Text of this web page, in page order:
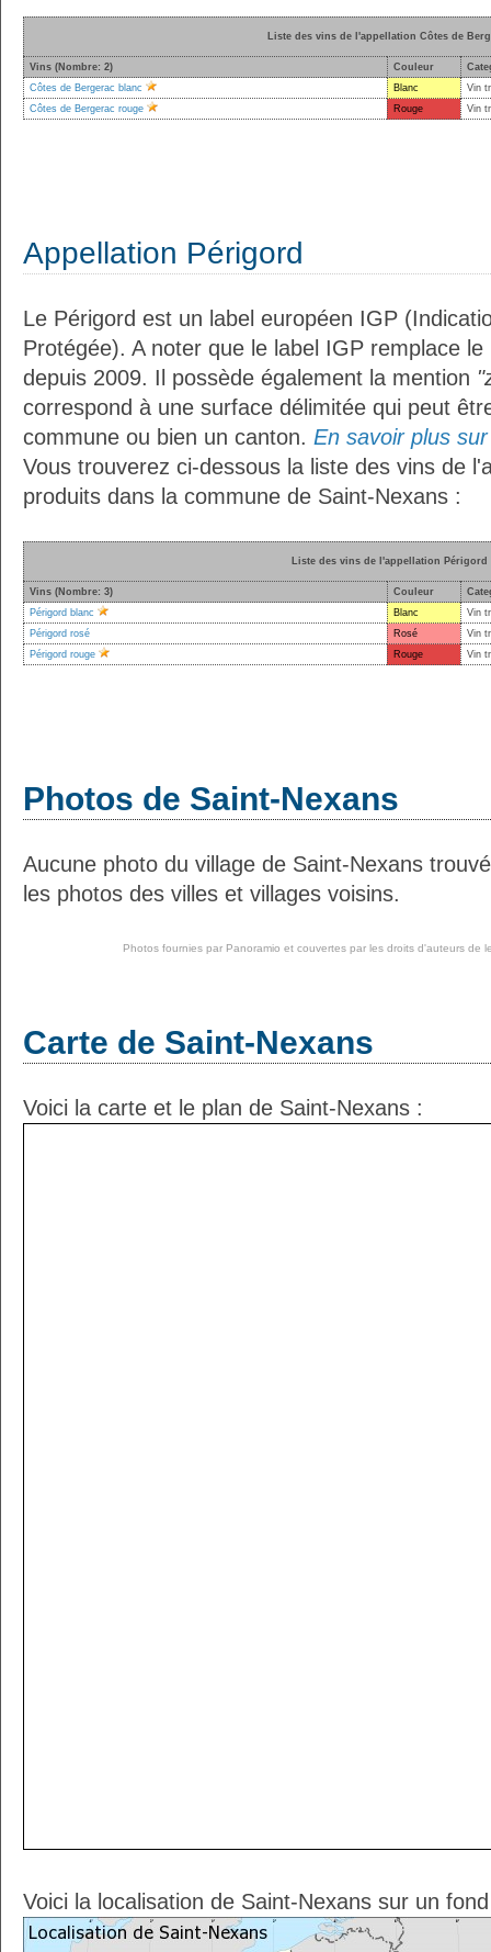
Liste des vins de l'appellation Côtes de
Vins (Nombre: 2) Couleur
Côtes de Bergerac blanc
Blanc
Vin
Côtes de Bergerac rouge
Rouge Vin
Appellation Périgord
Le Périgord est un label européen IGP
Protégée). A noter que le label IGP remplace
depuis 2009. Il possède également la mention
correspond à une surface délimitée qui peut
commune ou bien un canton. En savoir plus
Vous trouverez ci-dessous la liste des vins de
produits dans la commune de Saint-Nexans :
Liste des vins de l'appellation Périgord
Vins (Nombre: 3) Couleur
Périgord blanc
Blanc
Vin
Périgord rosé
Rosé
Vin
Périgord rouge
Rouge Vin
Photos de Saint-Nexans
Aucune photo du village de Saint-Nexans
les photos des villes et villages voisins.
Photos fournies par Panoramio et couvertes par les droits d'auteurs de
Carte de Saint-Nexans
Voici la carte et le plan de Saint-Nexans :
Voici la localisation de Saint-Nexans sur un